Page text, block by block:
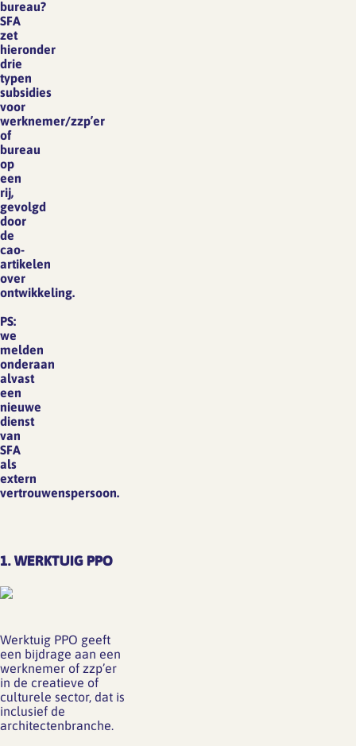
bureau?
SFA
zet
hieronder
drie
typen
subsidies
voor
werknemer/zzp’er
of
bureau
op
een
rij,
gevolgd
door
de
cao-
artikelen
over
ontwikkeling.
PS:
we
melden
onderaan
alvast
een
nieuwe
dienst
van
SFA
als
extern
vertrouwenspersoon.
1. WERKTUIG PPO
Werktuig PPO geeft
een bijdrage aan een
werknemer of zzp’er
in de creatieve of
culturele sector, dat is
inclusief de
architectenbranche.